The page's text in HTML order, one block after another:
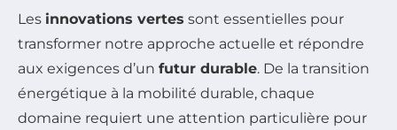
Les innovations vertes sont essentielles pour
transformer notre approche actuelle et répondre
aux exigences d’un futur durable. De la transition
énergétique à la mobilité durable, chaque
domaine requiert une attention particulière pour